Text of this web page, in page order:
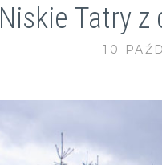
Niskie Tatry
10